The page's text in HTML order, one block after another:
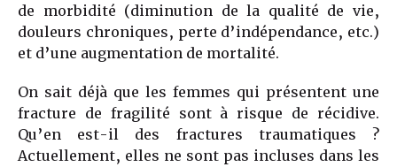
de morbidité (diminution de la qualité de vie,
douleurs chroniques, perte d’indépendance, etc.)
et d’une augmentation de mortalité.
On sait déjà que les femmes qui présentent une
fracture de fragilité sont à risque de récidive.
Qu’en est-il des fractures traumatiques ?
Actuellement, elles ne sont pas incluses dans les